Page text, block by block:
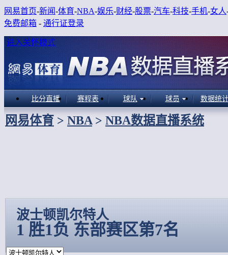
网易首页-新闻-体育-NBA-娱乐-财经-股票-汽车-科技-手机-女人
免费邮箱 - 通行证登录
进入关怀模式
比分直播 赛程表 球队 球员 数据统
网易体育 > NBA > NBA数据直播系统
波士顿凯尔特人
1 胜1负 东部赛区第7名